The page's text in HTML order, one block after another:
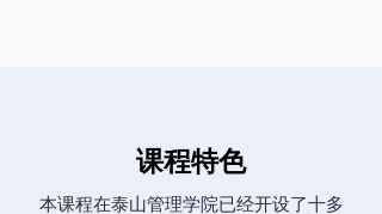
课程特色
本课程在泰山管理学院已经开设了十多